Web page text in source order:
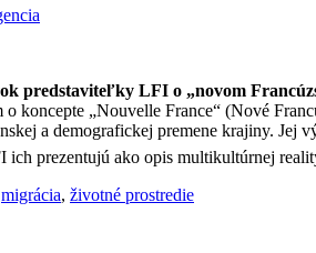
predstaviteľky LFI o „novom
koncepte „Nouvelle France“ (Nové
a demografickej premene krajiny.
ich prezentujú ako opis multikultúrnej
migrácia, životné prostredie